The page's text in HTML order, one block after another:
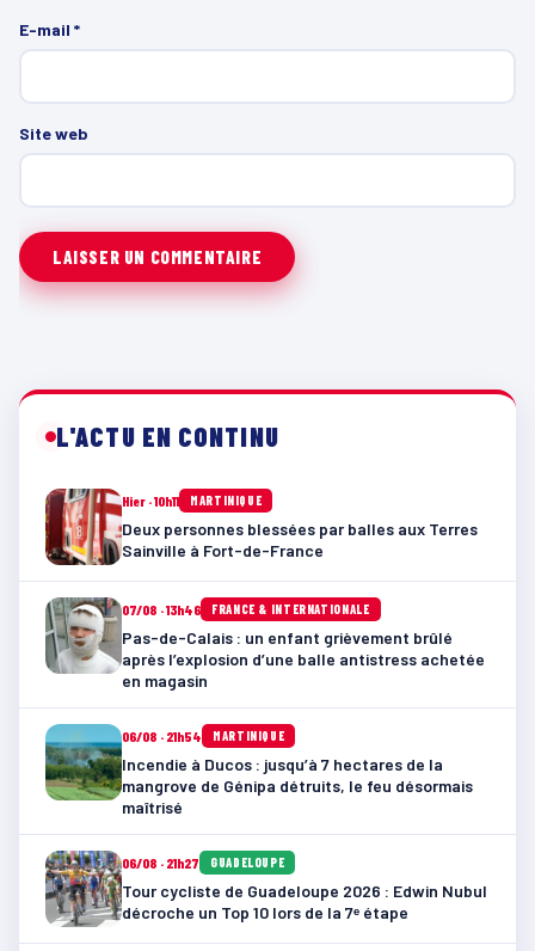
E-mail *
Site web
L'ACTU EN CONTINU
Hier · 10h11 MARTINIQUE
Deux personnes blessées par balles aux Terres
Sainville à Fort-de-France
07/08 · 13h46 FRANCE & INTERNATIONALE
Pas-de-Calais : un enfant grièvement brûlé
après l’explosion d’une balle antistress achetée
en magasin
06/08 · 21h54 MARTINIQUE
Incendie à Ducos : jusqu’à 7 hectares de la
mangrove de Génipa détruits, le feu désormais
maîtrisé
06/08 · 21h27 GUADELOUPE
Tour cycliste de Guadeloupe 2026 : Edwin Nubul
décroche un Top 10 lors de la 7ᵉ étape